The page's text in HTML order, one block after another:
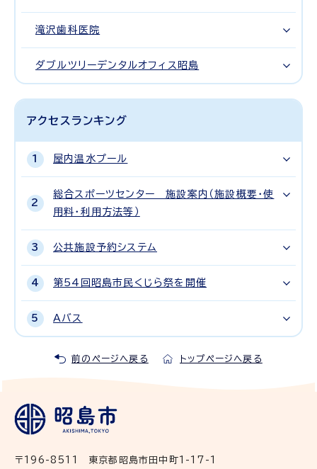
滝沢歯科医院
ダブルツリーデンタルオフィス昭島
アクセスランキング
屋内温水プール
総合スポーツセンター 施設案内（施設概要・使
用料・利用方法等）
公共施設予約システム
第54回昭島市民くじら祭を開催
Aバス
前のページへ戻る トップページへ戻る
〒196-8511 東京都昭島市田中町1-17-1